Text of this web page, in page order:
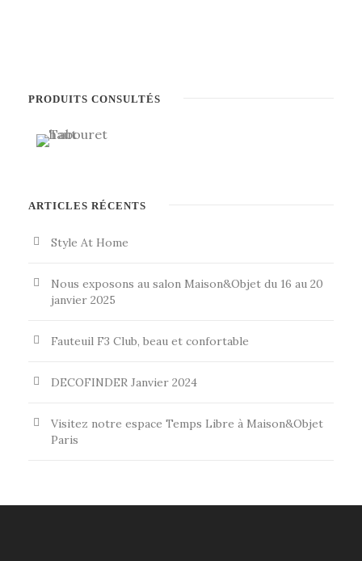
PRODUITS CONSULTÉS
ARTICLES RÉCENTS
Style At Home
Nous exposons au salon Maison&Objet du 16 au 20
janvier 2025
Fauteuil F3 Club, beau et confortable
DECOFINDER Janvier 2024
Visitez notre espace Temps Libre à Maison&Objet
Paris